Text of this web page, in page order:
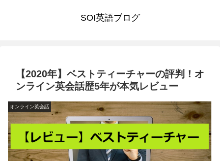
SOI英語ブログ
【2020年】ベストティーチャーの評判！オ
ンライン英会話歴5年が本気レビュー
オンライン英会話